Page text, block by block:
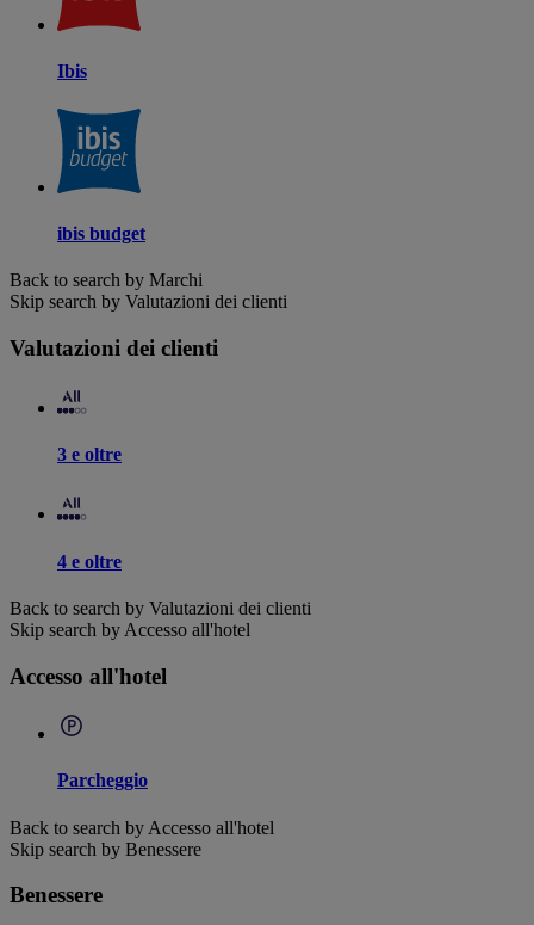
Ibis
ibis budget
Back to search by Marchi
Skip search by Valutazioni dei clienti
Valutazioni dei clienti
3 e oltre
4 e oltre
Back to search by Valutazioni dei clienti
Skip search by Accesso all'hotel
Accesso all'hotel
Parcheggio
Back to search by Accesso all'hotel
Skip search by Benessere
Benessere